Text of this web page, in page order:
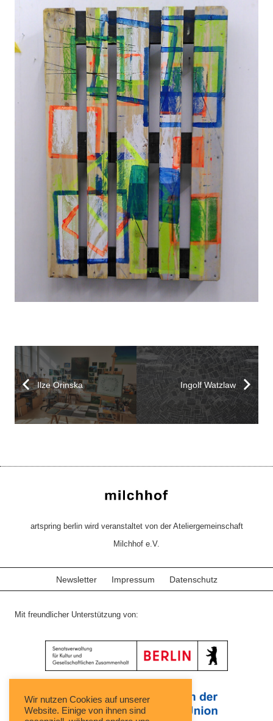
Ilze Orinska Ingolf Watzlaw
artspring berlin wird veranstaltet von der Ateliergemeinschaft
Milchhof e.V.
Newsletter Impressum Datenschutz
Mit freundlicher Unterstützung von:
Wir nutzen Cookies auf unserer
Website. Einige von ihnen sind